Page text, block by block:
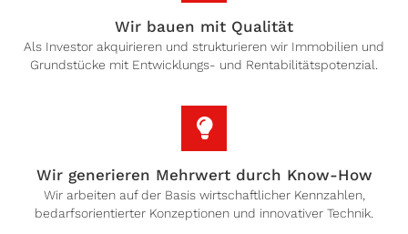
Wir bauen mit Qualität
Als Investor akquirieren und strukturieren wir Immobilien und
Grundstücke mit Entwicklungs- und Rentabilitätspotenzial.
Wir generieren Mehrwert durch Know-How
Wir arbeiten auf der Basis wirtschaftlicher Kennzahlen,
bedarfsorientierter Konzeptionen und innovativer Technik.